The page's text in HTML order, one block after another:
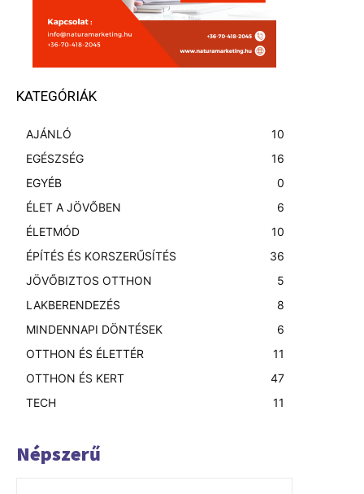
KATEGÓRIÁK
AJÁNLÓ
10
EGÉSZSÉG
16
EGYÉB
0
ÉLET A JÖVŐBEN
6
ÉLETMÓD
10
ÉPÍTÉS ÉS KORSZERŰSÍTÉS
36
JÖVŐBIZTOS OTTHON
5
LAKBERENDEZÉS
8
MINDENNAPI DÖNTÉSEK
6
OTTHON ÉS ÉLETTÉR
11
OTTHON ÉS KERT
47
TECH
11
Népszerű